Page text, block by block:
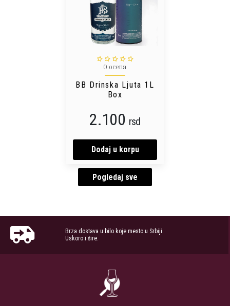
0 ocena
BB Drinska Ljuta 1L
Box
2.100 rsd
Dodaj u korpu
Pogledaj sve
Brza dostava u bilo koje mesto u Srbiji.
Uskoro i šire.